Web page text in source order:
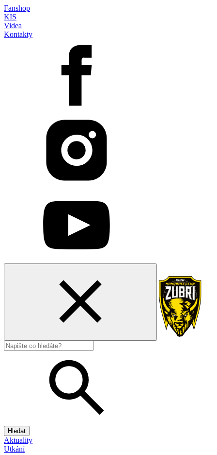
Fanshop
KIS
Videa
Kontakty
Hledat
Aktuality
Utkání